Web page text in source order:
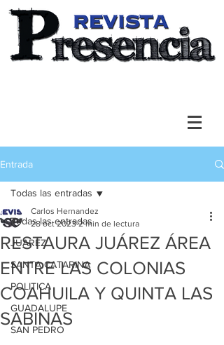
Entrada
Todas las entradas
JUAREZ
SANTA CATARINA
POLITICA
GUADALUPE
SAN PEDRO
Todas las entradas
RESTAURA JUÁREZ ÁREA
ENTRE LAS COLONIAS
COAHUILA Y QUINTA LAS
SABINAS
Carlos Hernandez
28 oct 2023 2 min de lectura